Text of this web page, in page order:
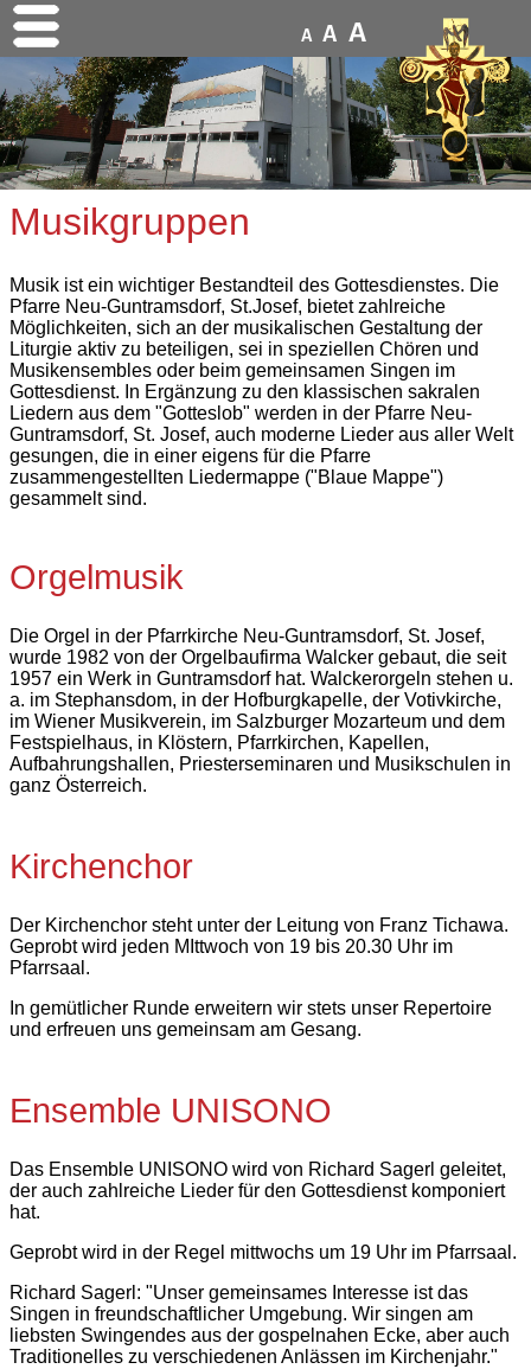
A A A
Musikgruppen
Musik ist ein wichtiger Bestandteil des Gottesdienstes. Die
Pfarre Neu-Guntramsdorf, St.Josef, bietet zahlreiche
Möglichkeiten, sich an der musikalischen Gestaltung der
Liturgie aktiv zu beteiligen, sei in speziellen Chören und
Musikensembles oder beim gemeinsamen Singen im
Gottesdienst. In Ergänzung zu den klassischen sakralen
Liedern aus dem "Gotteslob" werden in der Pfarre Neu-
Guntramsdorf, St. Josef, auch moderne Lieder aus aller Welt
gesungen, die in einer eigens für die Pfarre
zusammengestellten Liedermappe ("Blaue Mappe")
gesammelt sind.
Orgelmusik
Die Orgel in der Pfarrkirche Neu-Guntramsdorf, St. Josef,
wurde 1982 von der Orgelbaufirma Walcker gebaut, die seit
1957 ein Werk in Guntramsdorf hat. Walckerorgeln stehen u.
a. im Stephansdom, in der Hofburgkapelle, der Votivkirche,
im Wiener Musikverein, im Salzburger Mozarteum und dem
Festspielhaus, in Klöstern, Pfarrkirchen, Kapellen,
Aufbahrungshallen, Priesterseminaren und Musikschulen in
ganz Österreich.
Kirchenchor
Der Kirchenchor steht unter der Leitung von Franz Tichawa.
Geprobt wird jeden MIttwoch von 19 bis 20.30 Uhr im
Pfarrsaal.
In gemütlicher Runde erweitern wir stets unser Repertoire
und erfreuen uns gemeinsam am Gesang.
Ensemble UNISONO
Das Ensemble UNISONO wird von Richard Sagerl geleitet,
der auch zahlreiche Lieder für den Gottesdienst komponiert
hat.
Geprobt wird in der Regel mittwochs um 19 Uhr im Pfarrsaal.
Richard Sagerl: "Unser gemeinsames Interesse ist das
Singen in freundschaftlicher Umgebung. Wir singen am
liebsten Swingendes aus der gospelnahen Ecke, aber auch
Traditionelles zu verschiedenen Anlässen im Kirchenjahr."